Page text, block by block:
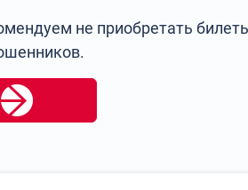
не приобретать